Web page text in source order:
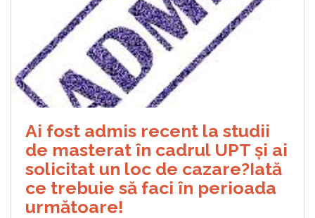
Ai fost admis recent la studii
de masterat în cadrul UPT și ai
solicitat un loc de cazare?Iată
ce trebuie să faci în perioada
următoare!